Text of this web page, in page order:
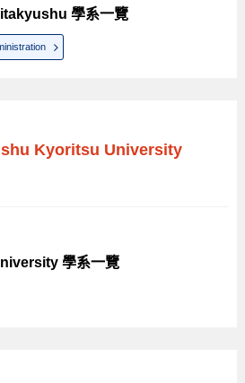
學系一覽
Kyoritsu University
學系一覽